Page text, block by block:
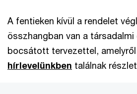
A fentieken kívül a rendelet
összhangban van a
bocsátott tervezettel,
hírlevelünkben találnak